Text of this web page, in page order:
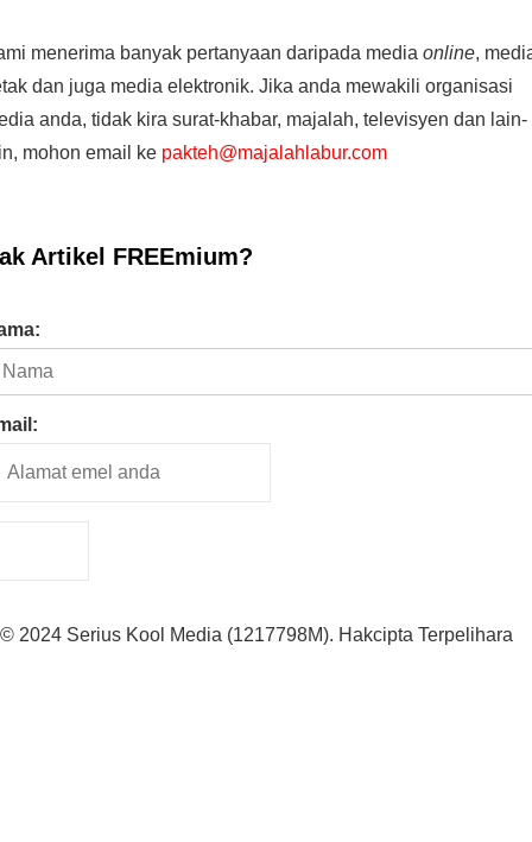
menerima banyak pertanyaan daripada media online,
dan juga media elektronik. Jika anda mewakili organisasi
anda, tidak kira surat-khabar, majalah, televisyen dan lain-
mohon email ke pakteh@majalahlabur.com
Artikel FREEmium?
© 2024 Serius Kool Media (1217798M). Hakcipta Terpelihara